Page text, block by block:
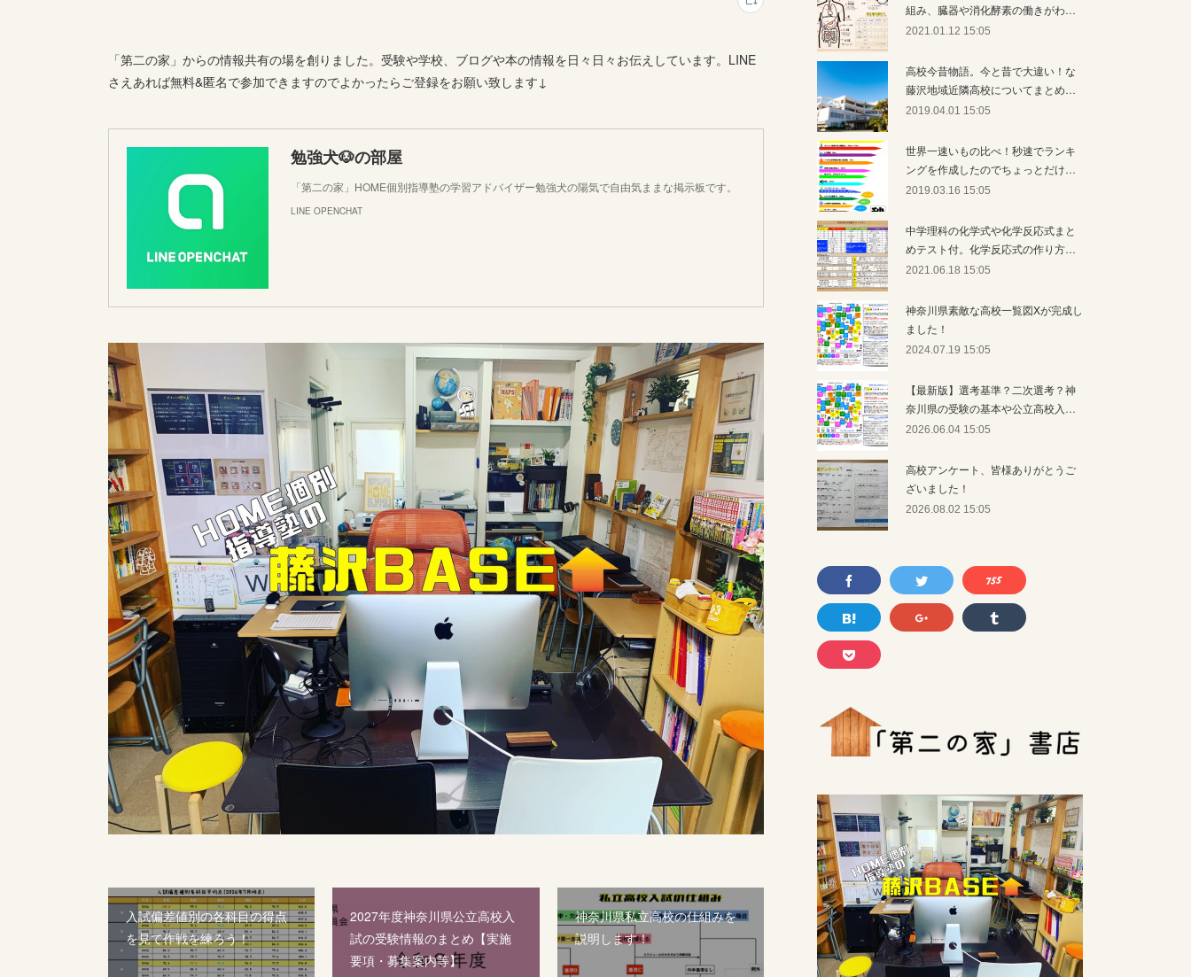
「第二の家」からの情報共有の場を創りました。受験や学校、ブログや本の情報を日々日々お伝えしています。LINE
さえあれば無料&匿名で参加できますのでよかったらご登録をお願い致します↓
勉強犬🐶の部屋
「第二の家」HOME個別指導塾の学習アドバイザー勉強犬の陽気で自由気ままな掲示板です。
LINE OPENCHAT
入試偏差値別の各科目の得点
を見て作戦を練ろう！
2027年度神奈川県公立高校入
試の受験情報のまとめ【実施
要項・募集案内等】
神奈川県私立高校の仕組みを
説明します！
組み、臓器や消化酵素の働きがわ…
2021.01.12 15:05
高校今昔物語。今と昔で大違い！な
藤沢地域近隣高校についてまとめ…
2019.04.01 15:05
世界一速いもの比べ！秒速でランキ
ングを作成したのでちょっとだけ…
2019.03.16 15:05
中学理科の化学式や化学反応式まと
めテスト付。化学反応式の作り方…
2021.06.18 15:05
神奈川県素敵な高校一覧図Xが完成し
ました！
2024.07.19 15:05
【最新版】選考基準？二次選考？神
奈川県の受験の基本や公立高校入…
2026.06.04 15:05
高校アンケート、皆様ありがとうご
ざいました！
2026.08.02 15:05